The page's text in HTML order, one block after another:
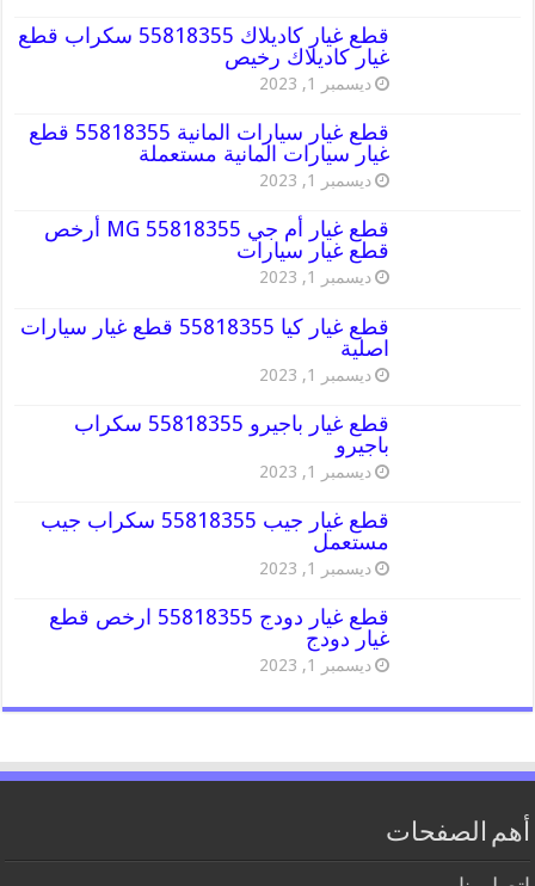
قطع غيار كاديلاك 55818355 سكراب قطع
غيار كاديلاك رخيص
ديسمبر 1, 2023
قطع غيار سيارات المانية 55818355 قطع
غيار سيارات المانية مستعملة
ديسمبر 1, 2023
قطع غيار أم جي MG 55818355 أرخص
قطع غيار سيارات
ديسمبر 1, 2023
قطع غيار كيا 55818355 قطع غيار سيارات
اصلية
ديسمبر 1, 2023
قطع غيار باجيرو 55818355 سكراب
باجيرو
ديسمبر 1, 2023
قطع غيار جيب 55818355 سكراب جيب
مستعمل
ديسمبر 1, 2023
قطع غيار دودج 55818355 ارخص قطع
غيار دودج
ديسمبر 1, 2023
أهم الصفحات